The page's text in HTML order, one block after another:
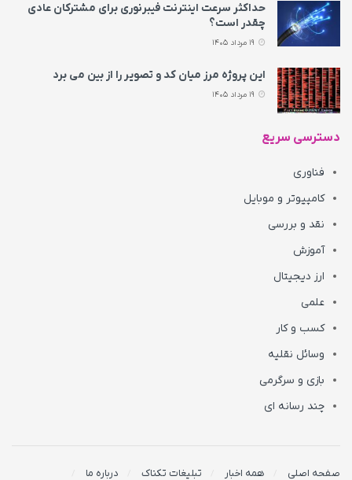
حداکثر سرعت اینترنت فیبرنوری برای مشترکان عادی
چقدر است؟
این پروژه مرز میان کد و تصویر را از بین می‌ برد
دسترسی سریع
فناوری
کامپیوتر و موبایل
نقد و بررسی
آموزش
ارز دیجیتال
علمی
کسب و کار
وسائل نقلیه
بازی و سرگرمی
چند رسانه ای
صفحه اصلی همه اخبار تبلیغات تکناک درباره ما